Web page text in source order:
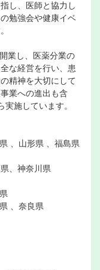
し、医師と協力し
勉強会や健康イベ
業し、医薬分業の
な経営を行い、患
精神を大切にして
業への進出も含
施しています。
、山形県 、福島県
、神奈川県
、奈良県